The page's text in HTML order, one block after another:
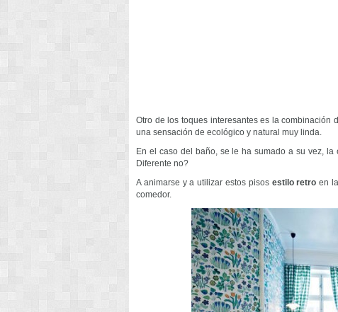
Otro de los toques interesantes es la combinación
una sensación de ecológico y natural muy linda.
En el caso del baño, se le ha sumado a su vez,
Diferente no?
A animarse y a utilizar estos pisos estilo retro en
comedor.